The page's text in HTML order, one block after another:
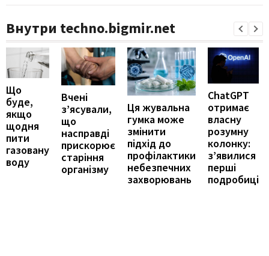
Внутри techno.bigmir.net
Що
буде,
якщо
щодня
пити
газовану
воду
Вчені
з’ясували,
що
насправді
прискорює
старіння
організму
Ця жувальна
гумка може
змінити
підхід до
профілактики
небезпечних
захворювань
ChatGPT
отримає
власну
розумну
колонку:
з’явилися
перші
подробиці